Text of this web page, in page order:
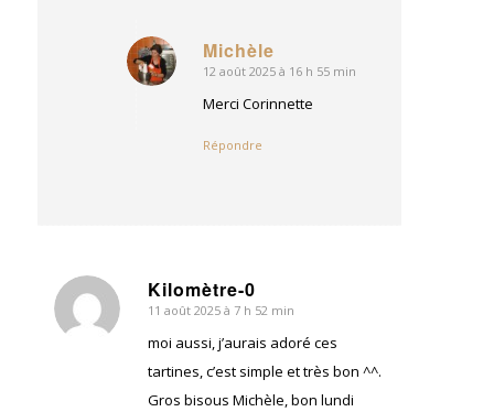
Michèle
dit
12 août 2025 à 16 h 55 min
Merci Corinnette
Répondre
Kilomètre-0
dit
11 août 2025 à 7 h 52 min
moi aussi, j’aurais adoré ces
tartines, c’est simple et très bon ^^.
Gros bisous Michèle, bon lundi